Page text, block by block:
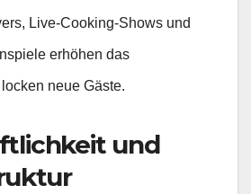
Live‑Cooking‑Shows und
erhöhen das
neue Gäste.
und